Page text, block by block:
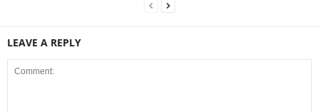
LEAVE A REPLY